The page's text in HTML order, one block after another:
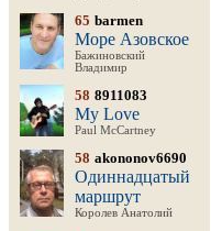
65 barmen
Море Азовское
Бажиновский
Владимир
58 8911083
My Love
Paul McCartney
58 akononov6690
Одиннадцатый
маршрут
Королев Анатолий